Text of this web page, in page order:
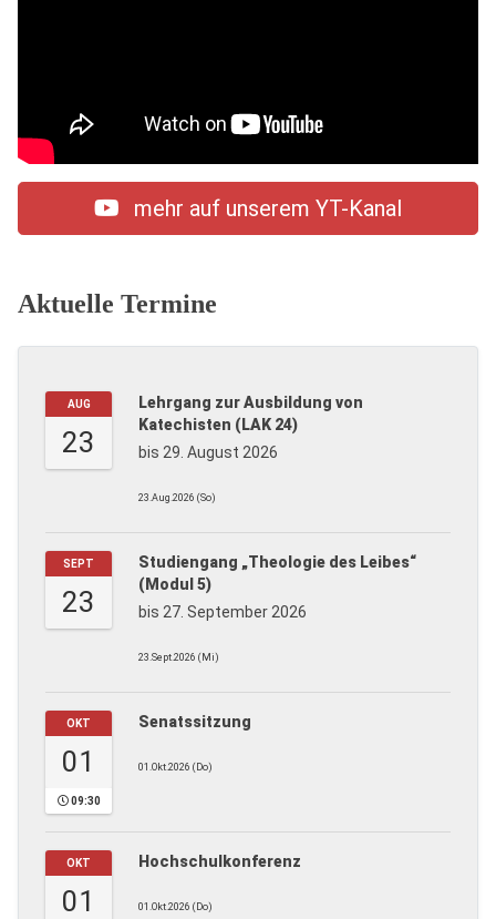
mehr auf unserem YT-Kanal
Aktuelle Termine
AUG
23
Lehrgang zur Ausbildung von
Katechisten (LAK 24)
bis 29. August 2026
23.Aug.2026 (So)
SEPT
23
Studiengang „Theologie des Leibes“
(Modul 5)
bis 27. September 2026
23.Sept.2026 (Mi)
OKT
01
09:30
Senatssitzung
01.Okt.2026 (Do)
OKT
01
Hochschulkonferenz
01.Okt.2026 (Do)